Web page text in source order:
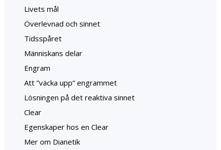
Livets mål
Överlevnad och sinnet
Tidsspåret
Människans delar
Engram
Att ”väcka upp” engrammet
Lösningen på det reaktiva sinnet
Clear
Egenskaper hos en Clear
Mer om Dianetik